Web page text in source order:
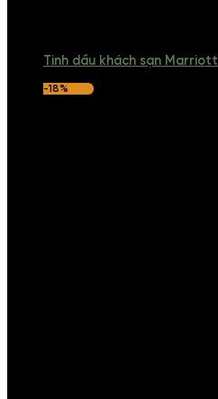
Tinh dầu khách sạn Marriott
-18%